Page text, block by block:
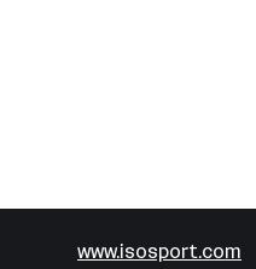
www.isosport.com